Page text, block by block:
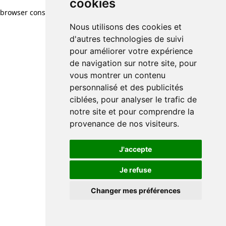
cookies
Nous utilisons des cookies et
d'autres technologies de suivi
pour améliorer votre expérience
de navigation sur notre site, pour
vous montrer un contenu
personnalisé et des publicités
ciblées, pour analyser le trafic de
notre site et pour comprendre la
provenance de nos visiteurs.
J'accepte
Je refuse
Changer mes préférences
browser console for more information)